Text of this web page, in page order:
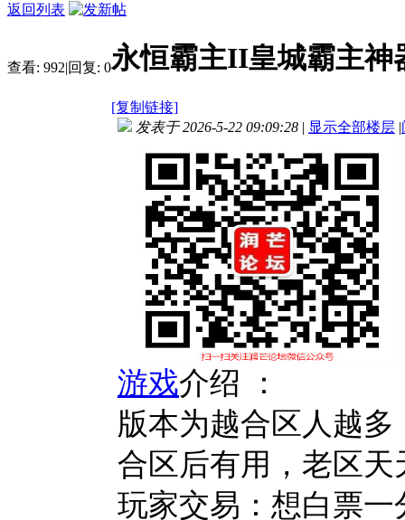
返回列表
查看: 992|回复: 0永恒霸主II皇城霸主
[复制链接]
发表于 2026-5-22 09:09:28 | 显示全部楼层 |
游戏介绍 ：
版本为越合区人越
合区后有用，老区天
玩家交易：想白票